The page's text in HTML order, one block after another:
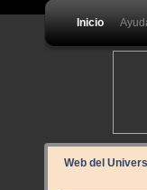
Inicio
Web del